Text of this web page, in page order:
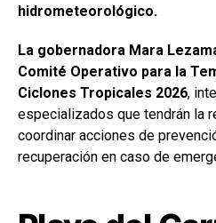
hidrometeorológico.
La gobernadora Mara
Comité Operativo para la
Ciclones Tropicales 2026,
especializados que tendrán la
coordinar acciones de
recuperación en caso de